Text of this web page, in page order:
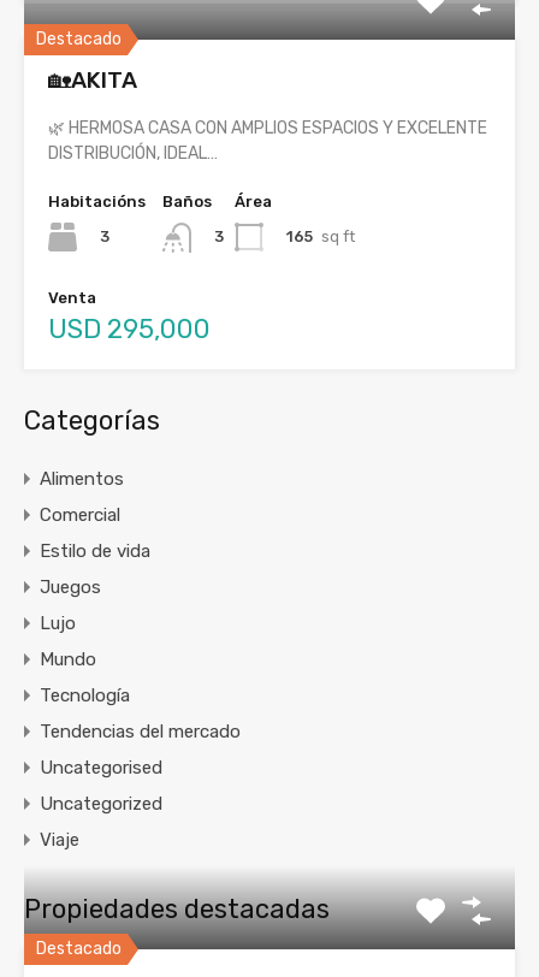
Destacado
🏡AKITA
🌿 HERMOSA CASA CON AMPLIOS ESPACIOS Y EXCELENTE
DISTRIBUCIÓN, IDEAL…
Habitacións
3
Baños
3
Área
165 sq ft
Venta
USD 295,000
Categorías
Alimentos
Comercial
Estilo de vida
Juegos
Lujo
Mundo
Tecnología
Tendencias del mercado
Uncategorised
Uncategorized
Viaje
Propiedades destacadas
Destacado